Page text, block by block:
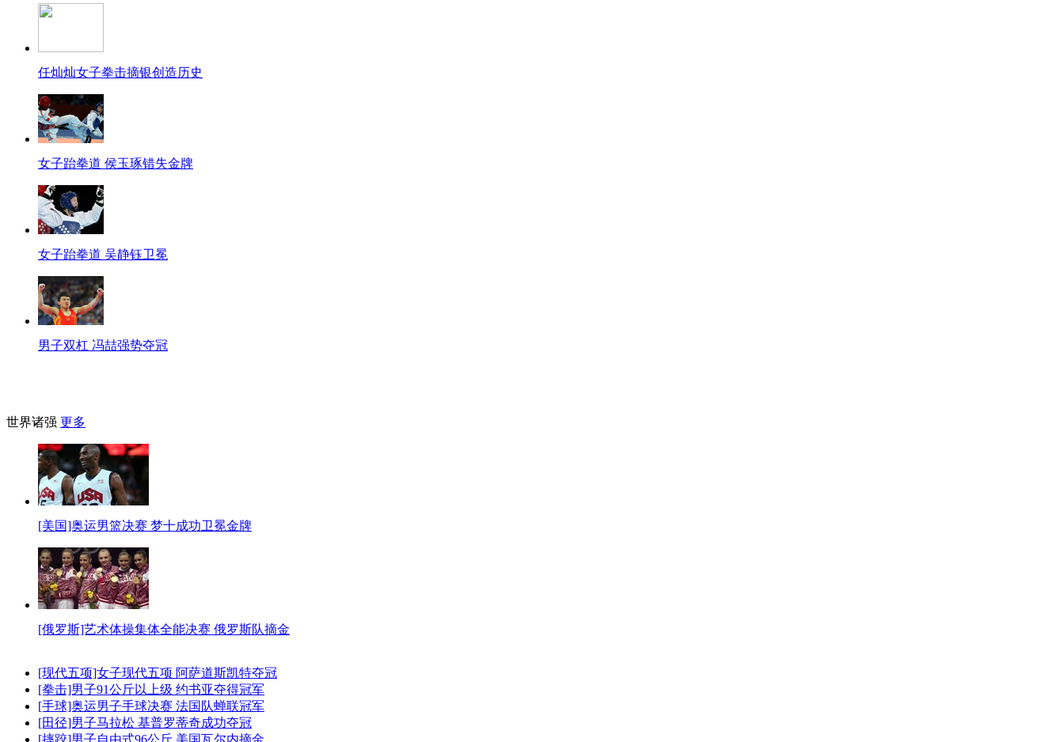
任灿灿女子拳击摘银创造历史
女子跆拳道 侯玉琢错失金牌
女子跆拳道 吴静钰卫冕
男子双杠 冯喆强势夺冠
世界诸强 更多
[美国]奥运男篮决赛 梦十成功卫冕金牌
[俄罗斯]艺术体操集体全能决赛 俄罗斯队摘金
[现代五项]女子现代五项 阿萨道斯凯特夺冠
[拳击]男子91公斤以上级 约书亚夺得冠军
[手球]奥运男子手球决赛 法国队蝉联冠军
[田径]男子马拉松 基普罗蒂奇成功夺冠
[摔跤]男子自由式96公斤 美国瓦尔内摘金